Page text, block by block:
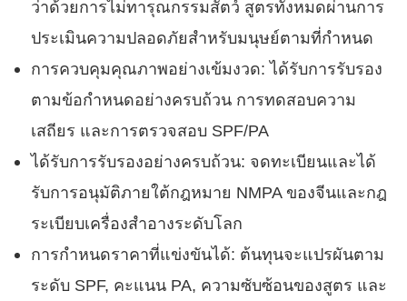
ว่าด้วยการไม่ทารุณกรรมสัตว์ สูตรทั้งหมดผ่านการ
ประเมินความปลอดภัยสำหรับมนุษย์ตามที่กำหนด
การควบคุมคุณภาพอย่างเข้มงวด: ได้รับการรับรอง
ตามข้อกำหนดอย่างครบถ้วน การทดสอบความ
เสถียร และการตรวจสอบ SPF/PA
ได้รับการรับรองอย่างครบถ้วน: จดทะเบียนและได้
รับการอนุมัติภายใต้กฎหมาย NMPA ของจีนและกฎ
ระเบียบเครื่องสำอางระดับโลก
การกำหนดราคาที่แข่งขันได้: ต้นทุนจะแปรผันตาม
ระดับ SPF, คะแนน PA, ความซับซ้อนของสูตร และ